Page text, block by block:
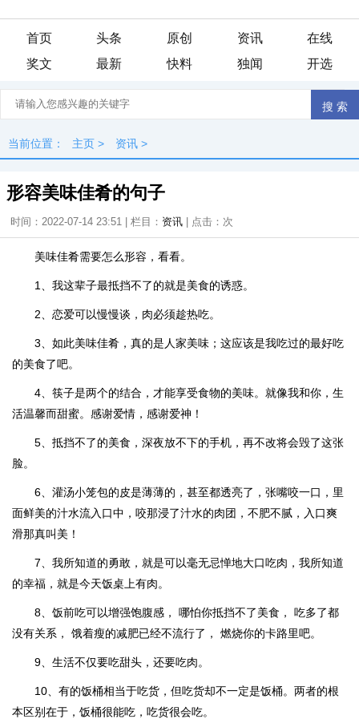
首页 头条 原创 资讯
在线
奖文
最新 快料 独闻 开选
当前位置： 主页 > 资讯 >
形容美味佳肴的句子
时间：2022-07-14 23:51 | 栏目： 资讯 | 点击： 次
美味佳肴需要怎么形容，看看。
1、我这辈子最抵挡不了的就是美食的诱惑。
2、恋爱可以慢慢谈，肉必须趁热吃。
3、如此美味佳肴，真的是人家美味；这应该是我吃过的最好吃
的美食了吧。
4、筷子是两个的结合，才能享受食物的美味。就像我和你，生
活温馨而甜蜜。感谢爱情，感谢爱神！
5、抵挡不了的美食，深夜放不下的手机，再不改将会毁了这张
脸。
6、灌汤小笼包的皮是薄薄的，甚至都透亮了，张嘴咬一口，里
面鲜美的汁水流入口中，咬那浸了汁水的肉团，不肥不腻，入口爽
滑那真叫美！
7、我所知道的勇敢，就是可以毫无忌惮地大口吃肉，我所知道
的幸福，就是今天饭桌上有肉。
8、饭前吃可以增强饱腹感， 哪怕你抵挡不了美食， 吃多了都
没有关系， 饿着瘦的减肥已经不流行了， 燃烧你的卡路里吧。
9、生活不仅要吃甜头，还要吃肉。
10、有的饭桶相当于吃货，但吃货却不一定是饭桶。两者的根
本区别在于，饭桶很能吃，吃货很会吃。